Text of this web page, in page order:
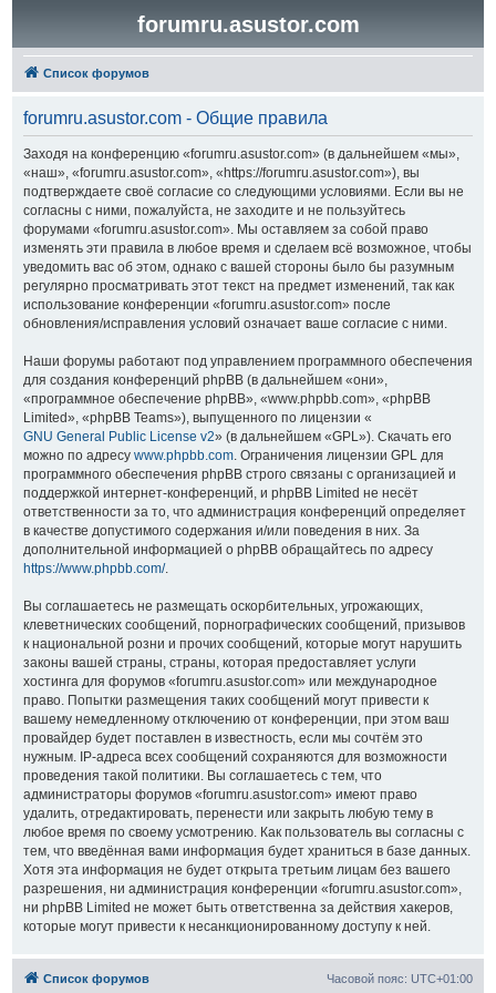
forumru.asustor.com
Список форумов
forumru.asustor.com - Общие правила
Заходя на конференцию «forumru.asustor.com» (в дальнейшем «мы»,
«наш», «forumru.asustor.com», «https://forumru.asustor.com»), вы
подтверждаете своё согласие со следующими условиями. Если вы не
согласны с ними, пожалуйста, не заходите и не пользуйтесь
форумами «forumru.asustor.com». Мы оставляем за собой право
изменять эти правила в любое время и сделаем всё возможное, чтобы
уведомить вас об этом, однако с вашей стороны было бы разумным
регулярно просматривать этот текст на предмет изменений, так как
использование конференции «forumru.asustor.com» после
обновления/исправления условий означает ваше согласие с ними.
Наши форумы работают под управлением программного обеспечения
для создания конференций phpBB (в дальнейшем «они»,
«программное обеспечение phpBB», «www.phpbb.com», «phpBB
Limited», «phpBB Teams»), выпущенного по лицензии «
GNU General Public License v2» (в дальнейшем «GPL»). Скачать его
можно по адресу www.phpbb.com. Ограничения лицензии GPL для
программного обеспечения phpBB строго связаны с организацией и
поддержкой интернет-конференций, и phpBB Limited не несёт
ответственности за то, что администрация конференций определяет
в качестве допустимого содержания и/или поведения в них. За
дополнительной информацией о phpBB обращайтесь по адресу
https://www.phpbb.com/.
Вы соглашаетесь не размещать оскорбительных, угрожающих,
клеветнических сообщений, порнографических сообщений, призывов
к национальной розни и прочих сообщений, которые могут нарушить
законы вашей страны, страны, которая предоставляет услуги
хостинга для форумов «forumru.asustor.com» или международное
право. Попытки размещения таких сообщений могут привести к
вашему немедленному отключению от конференции, при этом ваш
провайдер будет поставлен в известность, если мы сочтём это
нужным. IP-адреса всех сообщений сохраняются для возможности
проведения такой политики. Вы соглашаетесь с тем, что
администраторы форумов «forumru.asustor.com» имеют право
удалить, отредактировать, перенести или закрыть любую тему в
любое время по своему усмотрению. Как пользователь вы согласны с
тем, что введённая вами информация будет храниться в базе данных.
Хотя эта информация не будет открыта третьим лицам без вашего
разрешения, ни администрация конференции «forumru.asustor.com»,
ни phpBB Limited не может быть ответственна за действия хакеров,
которые могут привести к несанкционированному доступу к ней.
Список форумов Часовой пояс: UTC+01:00